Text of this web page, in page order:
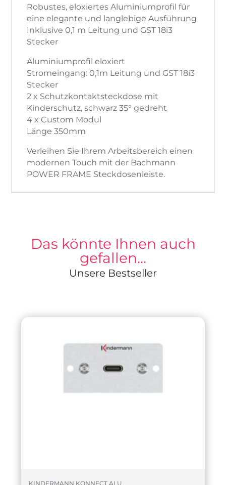
Robustes, eloxiertes Aluminiumprofil für
eine elegante und langlebige Ausführung
Inklusive 0,1 m Leitung und GST 18i3
Stecker
Aluminiumprofil eloxiert
Stromeingang: 0,1m Leitung und GST 18i3
Stecker
2 x Schutzkontaktsteckdose mit
Kinderschutz, schwarz 35° gedreht
4 x Custom Modul
Länge 350mm
Verleihen Sie Ihrem Arbeitsbereich einen
modernen Touch mit der Bachmann
POWER FRAME Steckdosenleiste.
Das könnte Ihnen auch
gefallen…
Unsere Bestseller
KINDERMANN KONNECT ALU